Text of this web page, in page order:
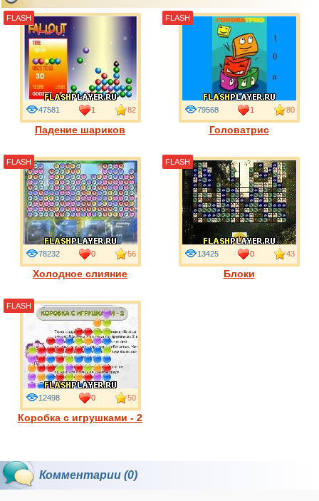
Падение шариков
47581 1 82
FLASH
Головатрис
79568 1 80
FLASH
Холодное слияние
78232 0 56
FLASH
Блоки
13425 0 43
FLASH
Коробка с игрушками - 2
12498 0 50
FLASH
Комментарии (0)